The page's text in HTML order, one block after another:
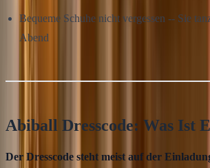
Bequeme Schuhe nicht vergessen -- Sie
Abend
Abiball Dresscode: Was Ist
Der Dresscode steht meist auf der